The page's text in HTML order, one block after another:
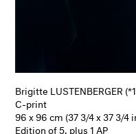
Brigitte LUSTENBERGER
C-print
96 x 96 cm (37 3/4 x 37 3/4
Edition of 5, plus 1 AP